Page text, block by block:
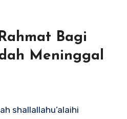
Bagi
Meninggal
shallallahu’alaihi